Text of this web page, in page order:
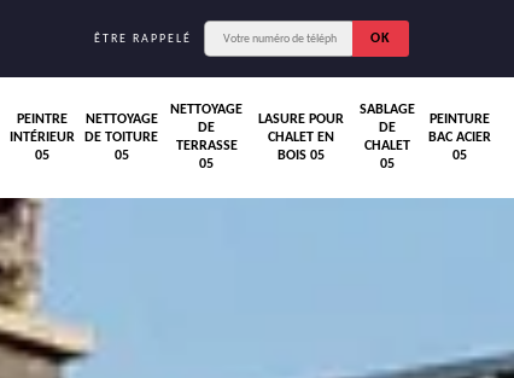
ÊTRE RAPPELÉ
PEINTRE
INTÉRIEUR
05
NETTOYAGE
DE TOITURE
05
NETTOYAGE
DE
TERRASSE
05
LASURE POUR
CHALET EN
BOIS 05
SABLAGE
DE
CHALET
05
PEINTURE
BAC ACIER
05